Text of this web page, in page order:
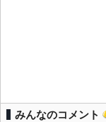
みんなのコメント